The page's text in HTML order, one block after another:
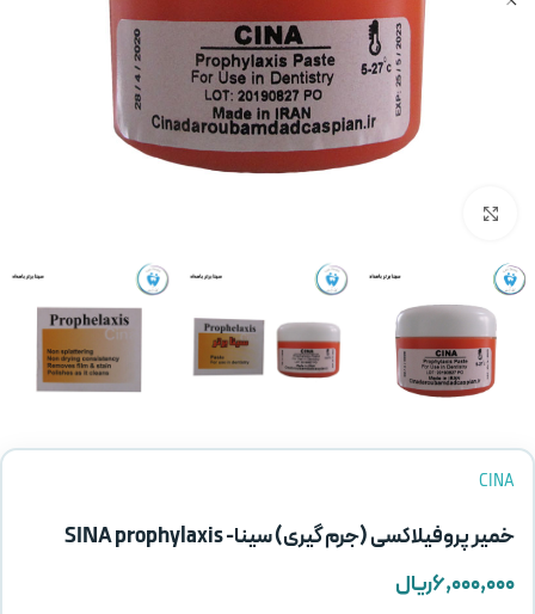
CINA
خمیر پروفیلاکسی (جرم گیری) سینا- SINA prophylaxis
۶,۰۰۰,۰۰۰ریال